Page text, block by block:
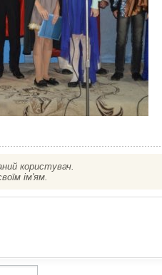
користувач.
ім'ям.